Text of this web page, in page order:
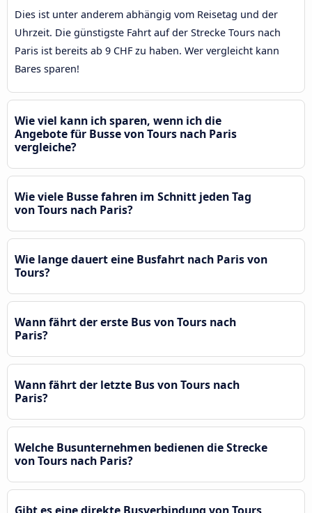
Dies ist unter anderem abhängig vom Reisetag und der
Uhrzeit. Die günstigste Fahrt auf der Strecke Tours nach
Paris ist bereits ab 9 CHF zu haben. Wer vergleicht kann
Bares sparen!
Wie viel kann ich sparen, wenn ich die
Angebote für Busse von Tours nach Paris
vergleiche?
Wie viele Busse fahren im Schnitt jeden Tag
von Tours nach Paris?
Wie lange dauert eine Busfahrt nach Paris von
Tours?
Wann fährt der erste Bus von Tours nach
Paris?
Wann fährt der letzte Bus von Tours nach
Paris?
Welche Busunternehmen bedienen die Strecke
von Tours nach Paris?